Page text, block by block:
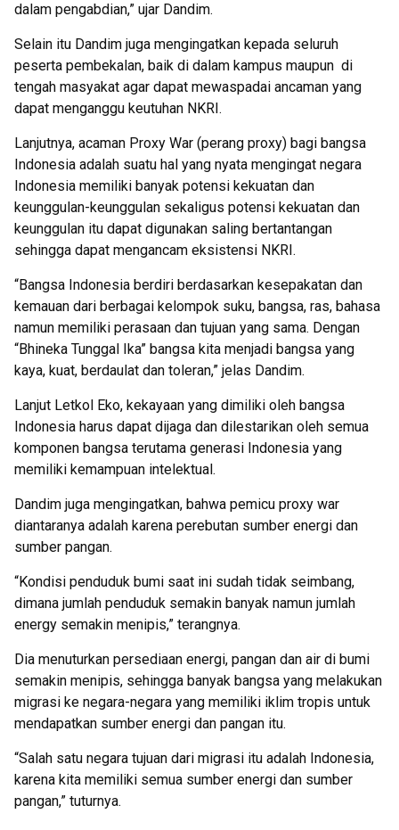
dalam pengabdian,” ujar Dandim.
Selain itu Dandim juga mengingatkan kepada seluruh
peserta pembekalan, baik di dalam kampus maupun di
tengah masyakat agar dapat mewaspadai ancaman yang
dapat menganggu keutuhan NKRI.
Lanjutnya, acaman Proxy War (perang proxy) bagi bangsa
Indonesia adalah suatu hal yang nyata mengingat negara
Indonesia memiliki banyak potensi kekuatan dan
keunggulan-keunggulan sekaligus potensi kekuatan dan
keunggulan itu dapat digunakan saling bertantangan
sehingga dapat mengancam eksistensi NKRI.
“Bangsa Indonesia berdiri berdasarkan kesepakatan dan
kemauan dari berbagai kelompok suku, bangsa, ras, bahasa
namun memiliki perasaan dan tujuan yang sama. Dengan
“Bhineka Tunggal Ika” bangsa kita menjadi bangsa yang
kaya, kuat, berdaulat dan toleran,” jelas Dandim.
Lanjut Letkol Eko, kekayaan yang dimiliki oleh bangsa
Indonesia harus dapat dijaga dan dilestarikan oleh semua
komponen bangsa terutama generasi Indonesia yang
memiliki kemampuan intelektual.
Dandim juga mengingatkan, bahwa pemicu proxy war
diantaranya adalah karena perebutan sumber energi dan
sumber pangan.
“Kondisi penduduk bumi saat ini sudah tidak seimbang,
dimana jumlah penduduk semakin banyak namun jumlah
energy semakin menipis,” terangnya.
Dia menuturkan persediaan energi, pangan dan air di bumi
semakin menipis, sehingga banyak bangsa yang melakukan
migrasi ke negara-negara yang memiliki iklim tropis untuk
mendapatkan sumber energi dan pangan itu.
“Salah satu negara tujuan dari migrasi itu adalah Indonesia,
karena kita memiliki semua sumber energi dan sumber
pangan,” tuturnya.